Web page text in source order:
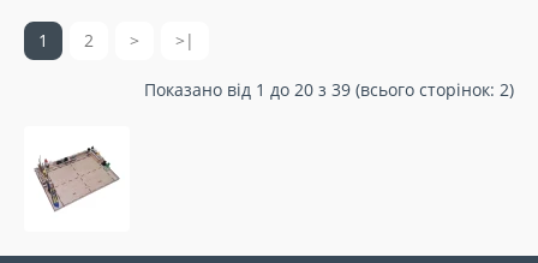
1 2 > >|
Показано від 1 до 20 з 39 (всього сторінок: 2)